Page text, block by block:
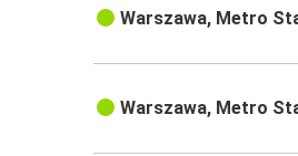
Warszawa, Metro
Warszawa, Metro